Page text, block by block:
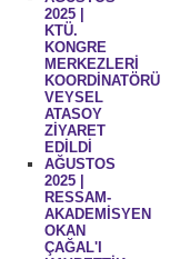
2025 |
KTÜ.
KONGRE
MERKEZLERİ
KOORDİNATÖRÜ
VEYSEL
ATASOY
ZİYARET
EDİLDİ
AĞUSTOS
2025 |
RESSAM-
AKADEMİSYEN
OKAN
ÇAĞAL'I